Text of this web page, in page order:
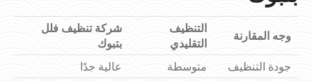
وجه المقارنة
التنظيف
التقليدي
شركة تنظيف فلل
بتبوك
جودة التنظيف
متوسطة
عالية جدًا